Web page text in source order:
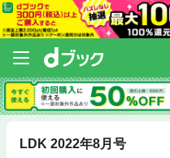
LDK 2022年8月号